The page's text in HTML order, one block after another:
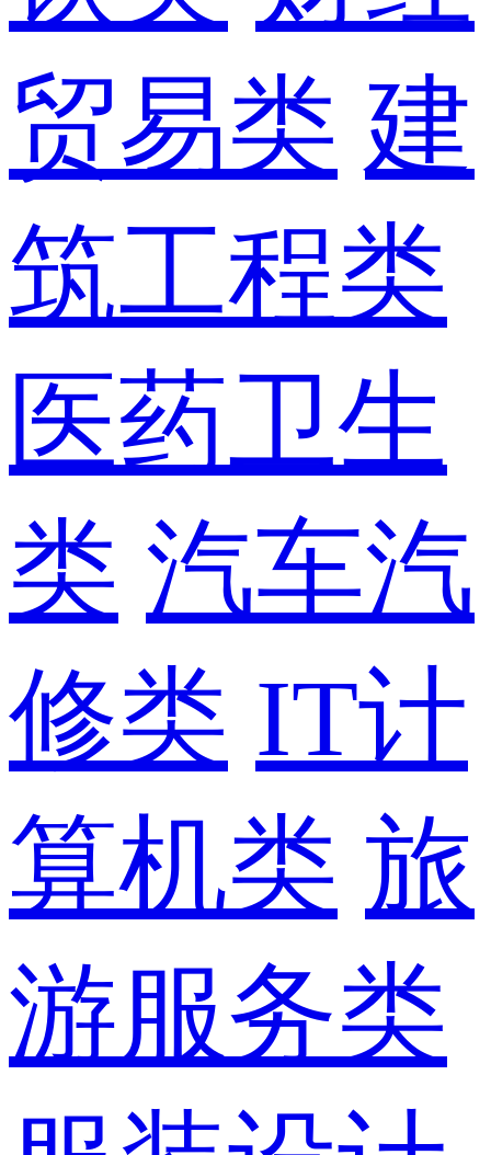
贸易类 建
筑工程类
医药卫生
类 汽车汽
修类 IT计
算机类 旅
游服务类